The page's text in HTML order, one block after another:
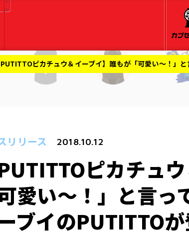
PUTITTOピカチュウ＆イーブイ】誰もが「可愛い〜！」
リリース 2018.10.12
PUTITTOピカチュ
可愛い〜！」と言
ブイのPUTITTOが